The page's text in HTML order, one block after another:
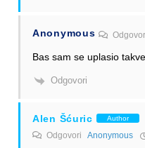
Anonymous
Bas sam se uplasio
Odgovori
Alen Šćuric Author
Odgovori Anonymous